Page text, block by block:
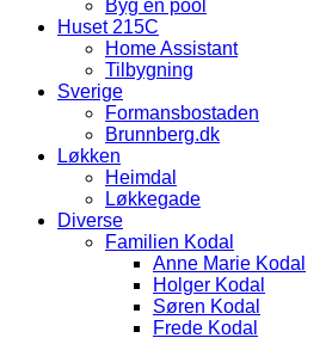
Byg en pool
Huset 215C
Home Assistant
Tilbygning
Sverige
Formansbostaden
Brunnberg.dk
Løkken
Heimdal
Løkkegade
Diverse
Familien Kodal
Anne Marie Kodal
Holger Kodal
Søren Kodal
Frede Kodal